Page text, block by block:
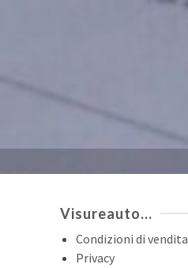
Visureauto…
Condizioni di vendita
Privacy